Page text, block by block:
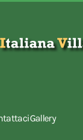
Gallery